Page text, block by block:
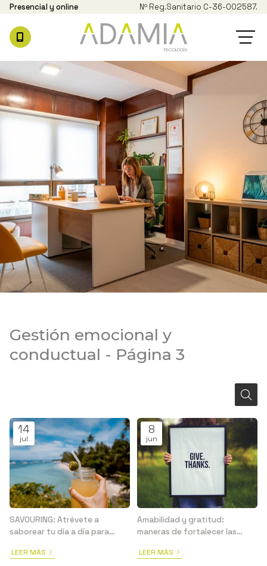
Presencial y online Nº Reg.Sanitario C-36-002587.
Gestión emocional y
conductual - Página 3
14
jul
SAVOURING: Atrévete a
saborear tu día a día para
LEER MÁS
8
jun
Amabilidad y gratitud:
maneras de fortalecer las
LEER MÁS